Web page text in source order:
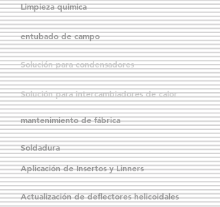
Limpieza quimica
Actualización de deflectores helicoidales
Aplicación de Insertos y Linners
Soldadura
mantenimiento de fábrica
Solución para intercambiadores de calor
Solución para condensadores
entubado de campo